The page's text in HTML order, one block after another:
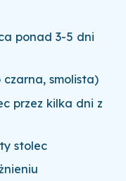
ponad 3-5 dni
smolista)
przez kilka dni z
stolec